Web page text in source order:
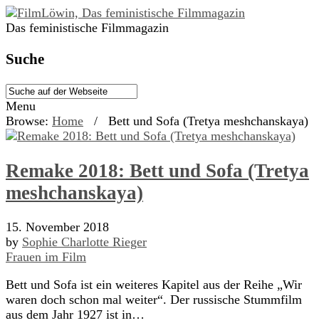
Das feministische Filmmagazin
Suche
Menu
Browse: Home / Bett und Sofa (Tretya meshchanskaya)
Remake 2018: Bett und Sofa (Tretya
meshchanskaya)
15. November 2018
by Sophie Charlotte Rieger
Frauen im Film
Bett und Sofa ist ein weiteres Kapitel aus der Reihe „Wir
waren doch schon mal weiter“. Der russische Stummfilm
aus dem Jahr 1927 ist in…